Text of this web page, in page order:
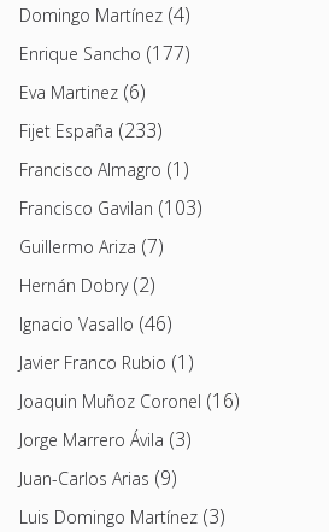
Domingo Martínez (4)
Enrique Sancho (177)
Eva Martinez (6)
Fijet España (233)
Francisco Almagro (1)
Francisco Gavilan (103)
Guillermo Ariza (7)
Hernán Dobry(2)
Ignacio Vasallo (46)
Javier Franco Rubio (1)
Joaquin Muñoz Coronel (16)
Jorge Marrero Ávila (3)
Juan-Carlos Arias (9)
Luis Domingo Martínez (3)